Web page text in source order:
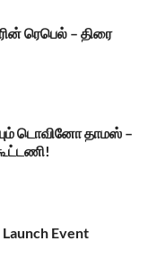
ரெபெல் – திரை
டொவினோ தாமஸ் –
Event